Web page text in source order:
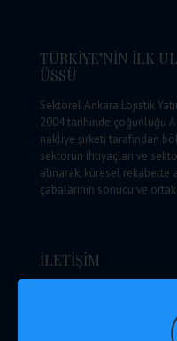
TÜRKİYE’NİN İLK
ÜSSÜ
Sektörel Ankara Lojistik
2004 tarihinde çoğunluğu
nakliye şirketi tarafından
sektörün ihtiyaçları ve
alınarak, küresel
çabalarının sonucu ve
İLETİŞİM
Küme Evleri No: 177/1
+90 312 812 12 00 (pbx)